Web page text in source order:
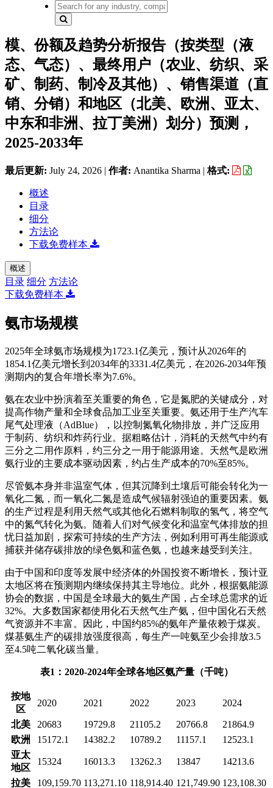
模、份额及趋势分析报告（按类型（液
态、气态）、最终用户（农业、纺织、采
矿、制药、制冷及其他）、销售渠道（直
销、分销）和地区（北美、欧洲、亚太、
中东和非洲、拉丁美洲）划分）预测，
2025-2033年
最后更新: July 24, 2026 | 作者: Anantika Sharma | 格式:
概述
目录
细分
方法论
下载免费样本
概述
目录 细分 方法论
下载免费样本
氨市场规模
2025年全球氨市场规模为1723.1亿美元，预计从2026年的
1854.1亿美元增长到2034年的3331.4亿美元，在2026-2034年预
测期内的复合年增长率为7.6%。
氨在农业中扮演着至关重要的角色，它是氮肥的关键成分，对
提高作物产量和全球食品加工业至关重要。氨还用于生产汽车
尾气处理液（AdBlue），以控制氮氧化物排放，并广泛应用
于制药、纺织和炸药行业。据粗略估计，消耗的天然气中约有
三分之二用作原料，约三分之一用于能源用途。天然气是欧洲
氨行业的主要成本驱动因素，约占生产成本的70%至85%。
尽管氨本身并非温室气体，但其沉降到土壤后可能会转化为一
氧化二氮，而一氧化二氮是造成气候辐射强迫的重要因素。氨
的生产过程是利用天然气或其他化石燃料制取的氢气，将空气
中的氮气转化为氨。随着人们对气候变化和温室气体排放的担
忧日益加剧，探索可持续的生产方法，例如利用可再生能源或
捕获并储存碳排放的绿色氨和蓝色氨，也越来越受到关注。
由于中国和印度等发展中经济体的外国投资不断增长，预计亚
太地区将在预测期内继续保持其主导地位。此外，根据氨能源
协会的数据，中国是全球最大的氨生产国，占全球总需求的近
32%。大多数国家都使用化石天然气生产氨，但中国化石天然
气资源并不丰富。因此，中国约85%的氨年产量依赖于煤炭。
煤基氨生产的碳排放强度很高，每生产一吨氨至少会排放3.5
至4.5吨二氧化碳当量。
表1：2020-2024年全球各地区氨产量（千吨）
按地
区
2020 2021 2022 2023 2024
北美 20683 19729.8 21105.2 20766.8
21864.9
欧洲
15172.1 14382.2 10789.2 11157.1
12523.1
亚太
地区
15324 16013.3 13262.3 13847 14213.6
拉美 109,159.70 113,271.10 118,914.40 121,749.90 123,108.30